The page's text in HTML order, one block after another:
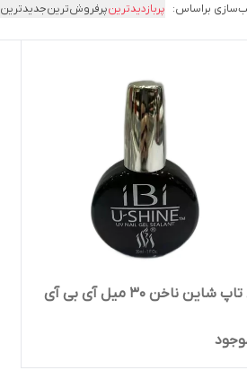
براساس: پربازدیدترینپرفروش‌ترینجدیدترین
ژل تاپ شاین ناخن 30 میل آی بی آی